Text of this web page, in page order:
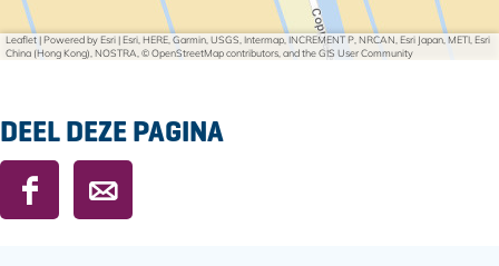
Leaflet|Powered by Esri | Esri, HERE, Garmin, USGS, Intermap, INCREMENT P, NRCAN, Esri Japan, METI, Esri
China (Hong Kong), NOSTRA, © OpenStreetMap contributors, and the GIS User Community
DEEL DEZE PAGINA
D
e
D
e